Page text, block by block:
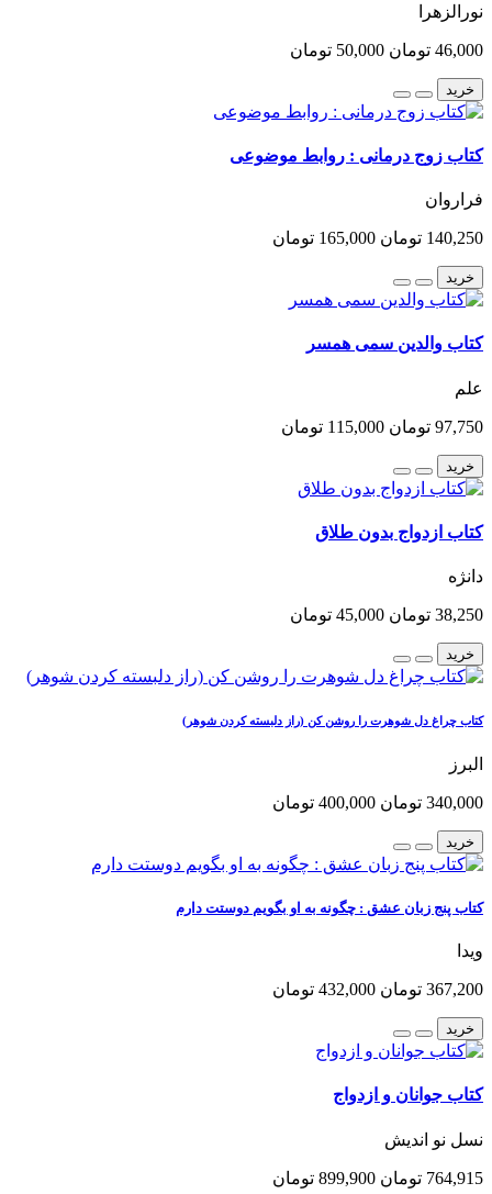
نورالزهرا
46,000 تومان 50,000 تومان
خرید
کتاب زوج درمانی : روابط موضوعی
فراروان
140,250 تومان 165,000 تومان
خرید
کتاب والدین سمی همسر
علم
97,750 تومان 115,000 تومان
خرید
کتاب ازدواج بدون طلاق
دانژه
38,250 تومان 45,000 تومان
خرید
کتاب چراغ دل شوهرت را روشن کن (راز دلبسته کردن شوهر)
البرز
340,000 تومان 400,000 تومان
خرید
کتاب پنج زبان عشق : چگونه به او بگویم دوستت دارم
ویدا
367,200 تومان 432,000 تومان
خرید
کتاب جوانان و ازدواج
نسل نو اندیش
764,915 تومان 899,900 تومان